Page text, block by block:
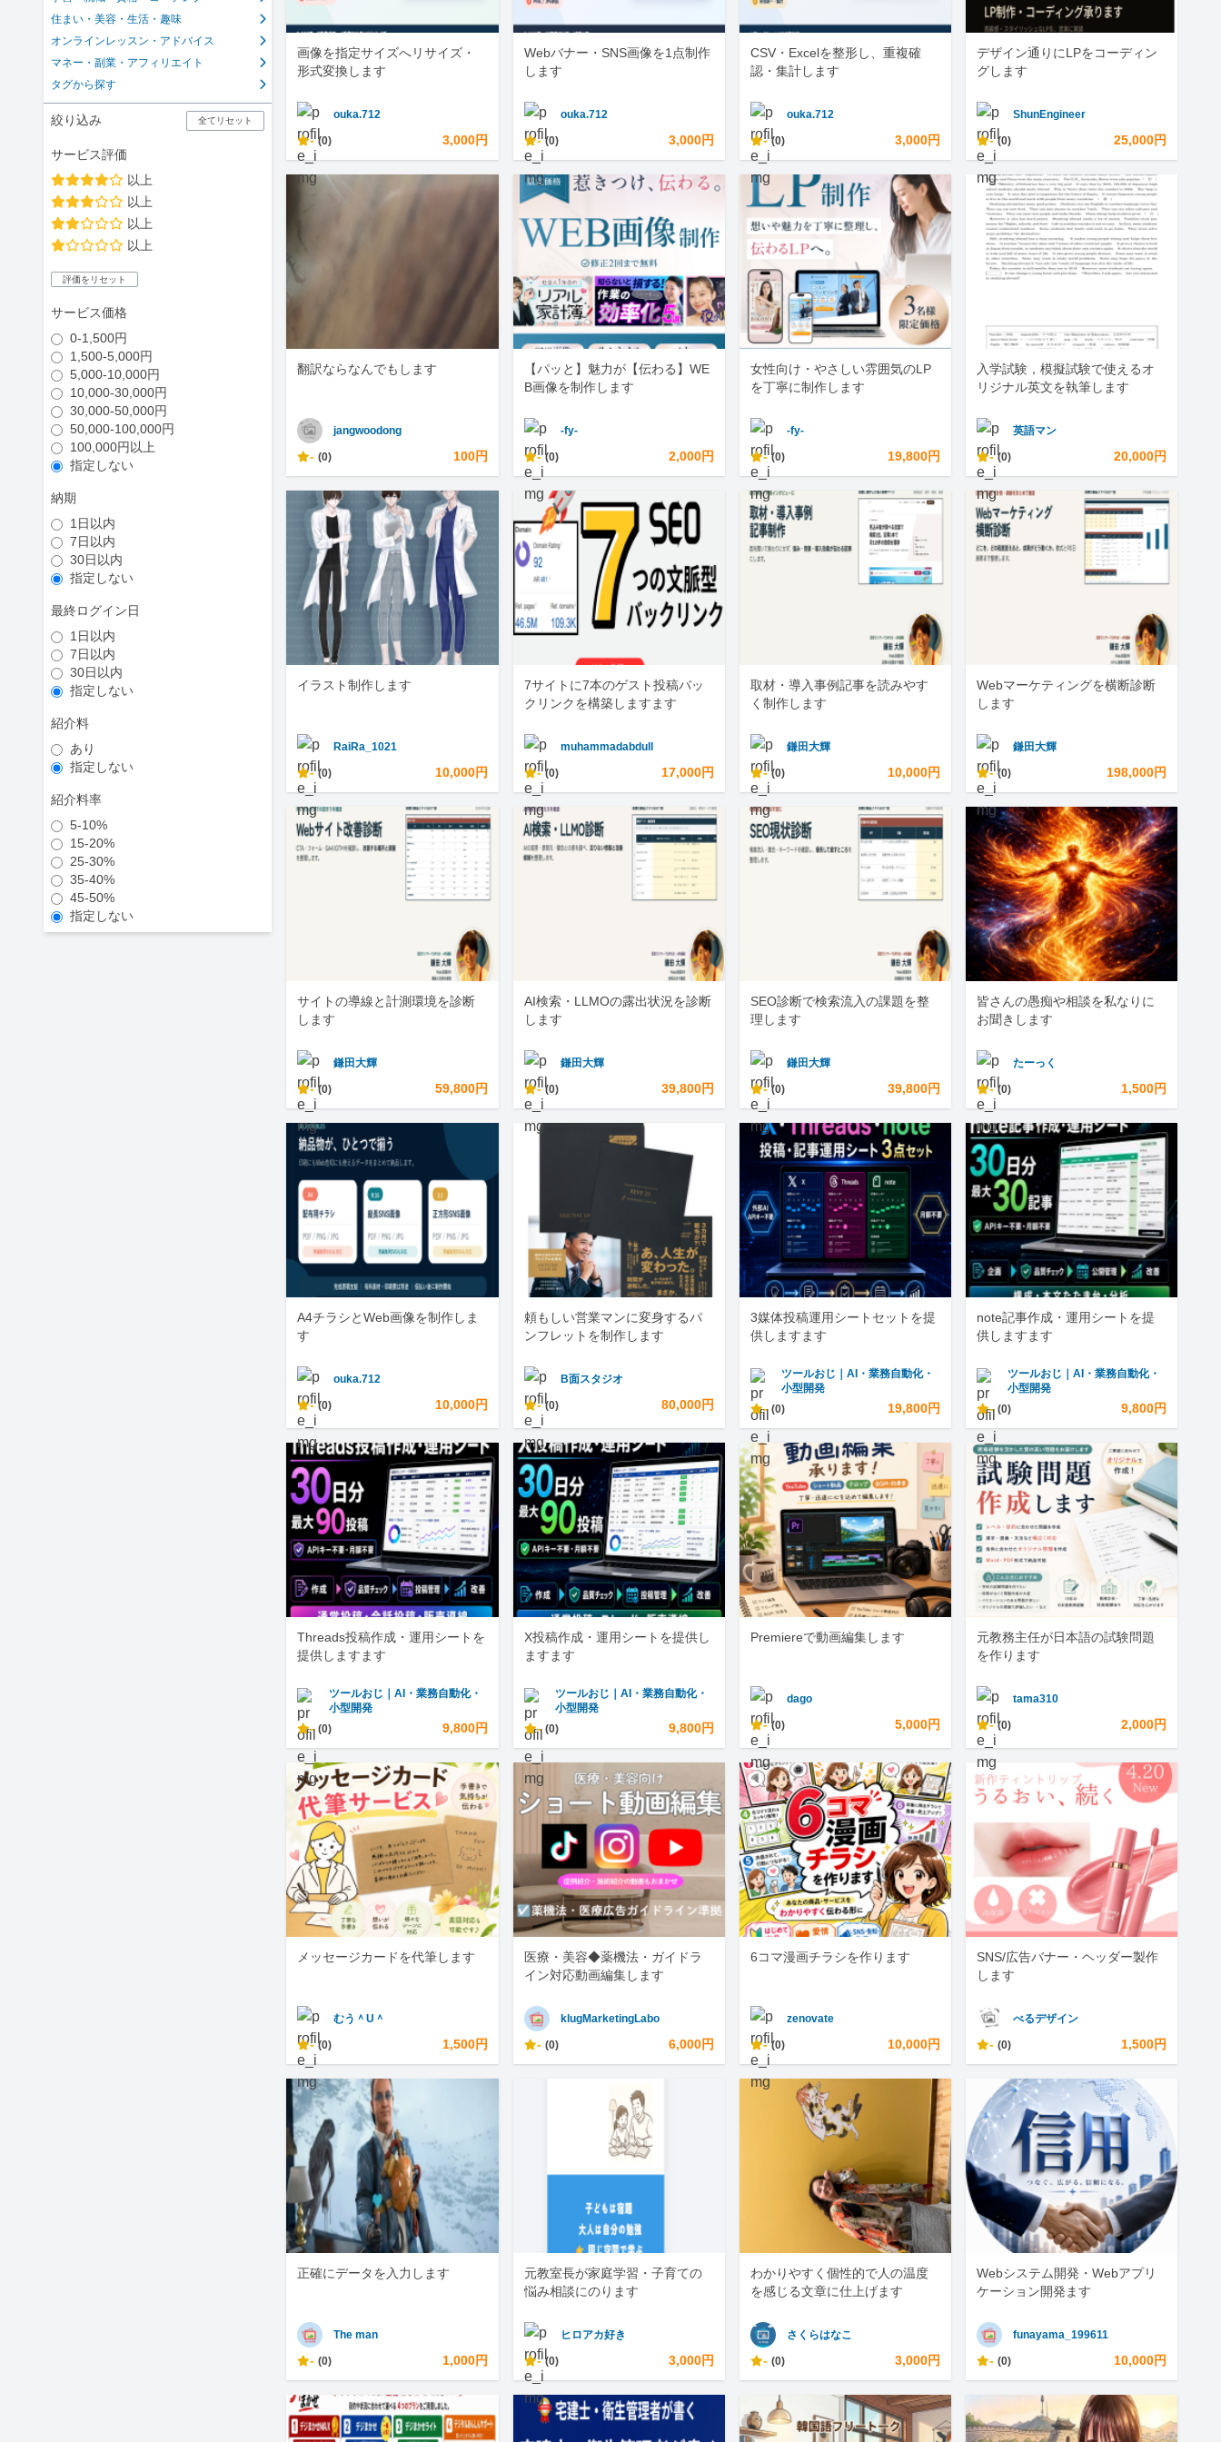
住まい・美容・生活・趣味
オンラインレッスン・アドバイス
マネー・副業・アフィリエイト
タグから探す
絞り込み 全てリセット
サービス評価
以上
以上
以上
以上
評価をリセット
サービス価格
0-1,500円
1,500-5,000円
5,000-10,000円
10,000-30,000円
30,000-50,000円
50,000-100,000円
100,000円以上
指定しない
納期
1日以内
7日以内
30日以内
指定しない
最終ログイン日
1日以内
7日以内
30日以内
指定しない
紹介料
あり
指定しない
紹介料率
5-10%
15-20%
25-30%
35-40%
45-50%
指定しない
画像を指定サイズへリサイズ・
形式変換します
ouka.712
- (0) 3,000円
Webバナー・SNS画像を1点制作
します
ouka.712
- (0) 3,000円
CSV・Excelを整形し、重複確
認・集計します
ouka.712
- (0) 3,000円
デザイン通りにLPをコーディン
グします
ShunEngineer
- (0) 25,000円
翻訳ならなんでもします
jangwoodong
- (0) 100円
【パッと】魅力が【伝わる】WE
B画像を制作します
-fy-
- (0) 2,000円
女性向け・やさしい雰囲気のLP
を丁寧に制作します
-fy-
- (0) 19,800円
入学試験，模擬試験で使えるオ
リジナル英文を執筆します
英語マン
- (0) 20,000円
イラスト制作します
RaiRa_1021
- (0) 10,000円
7サイトに7本のゲスト投稿バッ
クリンクを構築しますます
muhammadabdull
- (0) 17,000円
取材・導入事例記事を読みやす
く制作します
鎌田大輝
- (0) 10,000円
Webマーケティングを横断診断
します
鎌田大輝
- (0) 198,000円
サイトの導線と計測環境を診断
します
鎌田大輝
- (0) 59,800円
AI検索・LLMOの露出状況を診断
します
鎌田大輝
- (0) 39,800円
SEO診断で検索流入の課題を整
理します
鎌田大輝
- (0) 39,800円
皆さんの愚痴や相談を私なりに
お聞きします
たーっく
- (0) 1,500円
A4チラシとWeb画像を制作しま
す
ouka.712
- (0) 10,000円
頼もしい営業マンに変身するパ
ンフレットを制作します
B面スタジオ
- (0) 80,000円
3媒体投稿運用シートセットを提
供しますます
ツールおじ｜AI・業務自動化・
小型開発
- (0) 19,800円
note記事作成・運用シートを提
供しますます
ツールおじ｜AI・業務自動化・
小型開発
- (0) 9,800円
Threads投稿作成・運用シートを
提供しますます
ツールおじ｜AI・業務自動化・
小型開発
- (0) 9,800円
X投稿作成・運用シートを提供し
ますます
ツールおじ｜AI・業務自動化・
小型開発
- (0) 9,800円
Premiereで動画編集します
dago
- (0) 5,000円
元教務主任が日本語の試験問題
を作ります
tama310
- (0) 2,000円
メッセージカードを代筆します
むう＾U＾
- (0) 1,500円
医療・美容◆薬機法・ガイドラ
イン対応動画編集します
klugMarketingLabo
- (0) 6,000円
6コマ漫画チラシを作ります
zenovate
- (0) 10,000円
SNS/広告バナー・ヘッダー製作
します
べるデザイン
- (0) 1,500円
正確にデータを入力します
The man
- (0) 1,000円
元教室長が家庭学習・子育ての
悩み相談にのります
ヒロアカ好き
- (0) 3,000円
わかりやすく個性的で人の温度
を感じる文章に仕上げます
さくらはなこ
- (0) 3,000円
Webシステム開発・Webアプリ
ケーション開発ます
funayama_199611
- (0) 10,000円